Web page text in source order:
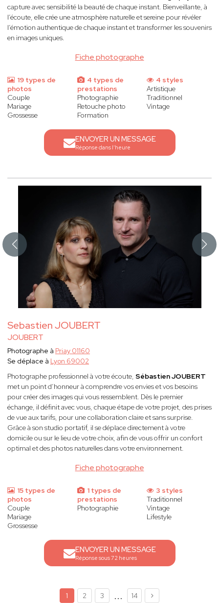
Fiche photographe
capture avec sensibilité la beauté de chaque instant. Bienveillante, à
l’écoute, elle crée une atmosphère naturelle et sereine pour révéler
l’émotion authentique de chaque instant et transformer les souvenirs
en images uniques.
19 types de
photos
Couple
Mariage
Grossesse
4 types de
prestations
Photographie
Retouche photo
Formation
4 styles
Artistique
Traditionnel
Vintage
ENVOYER UN MESSAGE
Réponse dans l'heure
Sebastien JOUBERT
JOUBERT
Fiche photographe
Photographe à Priay 01160
Se déplace à Lyon 69002
Photographe professionnel à votre écoute, Sébastien JOUBERT
met un point d’honneur à comprendre vos envies et vos besoins
pour créer des images qui vous ressemblent. Dès le premier
échange, il définit avec vous, chaque étape de votre projet, des prises
de vue aux tarifs, pour une collaboration claire et sans surprise.
Grâce à son studio portatif, il se déplace directement à votre
domicile ou sur le lieu de votre choix, afin de vous offrir un confort
optimal et des photos naturelles dans votre environnement.
15 types de
photos
Couple
Mariage
Grossesse
1 types de
prestations
Photographie
3 styles
Traditionnel
Vintage
Lifestyle
ENVOYER UN MESSAGE
Réponse sous 72 heures
1 2 3 ... 14